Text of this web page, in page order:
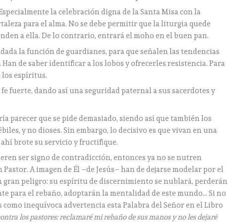
la celebración digna de la Santa Misa con la
para el alma. No se debe permitir que la liturgia quede
a ella. De lo contrario, entrará el moho en el buen pan.
la función de guardianes, para que señalen las tendencias
Han de saber identificar a los lobos y ofrecerles resistencia. Para
espíritus.
fuerte, dando así una seguridad paternal a sus sacerdotes y
parecer que se pide demasiado, siendo así que también los
y no dioses. Sin embargo, lo decisivo es que vivan en una
brote su servicio y fructifique.
ser signo de contradicción, entonces ya no se nutren
A imagen de Él –de Jesús– han de dejarse modelar por el
gran peligro: su espíritu de discernimiento se nublará, perderán
para el rebaño, adoptarán la mentalidad de este mundo… Si no
inequívoca advertencia esta Palabra del Señor en el Libro
los pastores: reclamaré mi rebaño de sus manos y no les dejaré